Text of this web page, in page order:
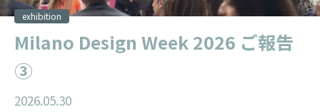
exhibition
Milano Design Week 2026 ご報告
③
2026.05.30